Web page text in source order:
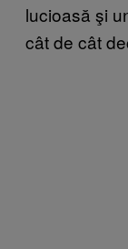
lucioasă şi
cât de cât